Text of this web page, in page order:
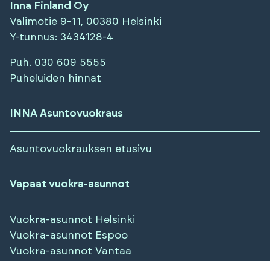
Inna Finland Oy
Valimotie 9-11, 00380 Helsinki
Y-tunnus: 3434128-4
Puh. 030 609 5555
Puheluiden hinnat
INNA Asuntovuokraus
Asuntovuokrauksen etusivu
Vapaat vuokra-asunnot
Vuokra-asunnot Helsinki
Vuokra-asunnot Espoo
Vuokra-asunnot Vantaa